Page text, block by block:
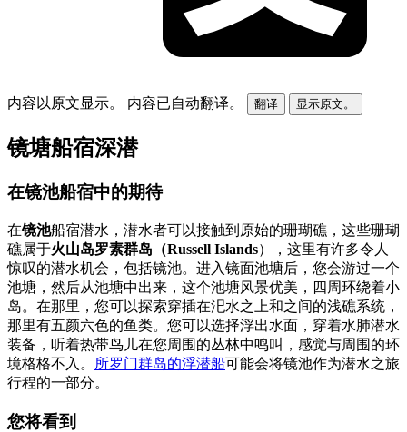
内容以原文显示。 内容已自动翻译。 翻译 显示原文。
镜塘船宿深潜
在镜池船宿中的期待
在镜池船宿潜水，潜水者可以接触到原始的珊瑚礁，这些珊瑚
礁属于火山岛罗素群岛（Russell Islands），这里有许多令人
惊叹的潜水机会，包括镜池。进入镜面池塘后，您会游过一个
池塘，然后从池塘中出来，这个池塘风景优美，四周环绕着小
岛。在那里，您可以探索穿插在汜水之上和之间的浅礁系统，
那里有五颜六色的鱼类。您可以选择浮出水面，穿着水肺潜水
装备，听着热带鸟儿在您周围的丛林中鸣叫，感觉与周围的环
境格格不入。
所罗门群岛的浮潜船可能会将镜池作为潜水之旅
行程的一部分。
您将看到